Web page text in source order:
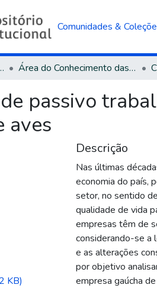
Comunidades &
de Curso Área do Conhecimento das Ciências Sociais Aplicadas
passivo
aves
KB)
Descrição
Nas últimas
economia do país,
setor, no sentido
qualidade de vida
empresas têm de
considerando-se a
e as alterações
por objetivo
empresa gaúcha